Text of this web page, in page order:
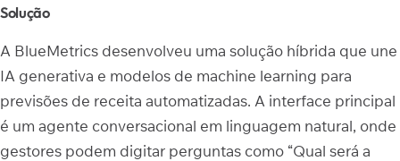
Solução
A BlueMetrics desenvolveu uma solução híbrida que une
IA generativa e modelos de machine learning para
previsões de receita automatizadas. A interface principal
é um agente conversacional em linguagem natural, onde
gestores podem digitar perguntas como “Qual será a